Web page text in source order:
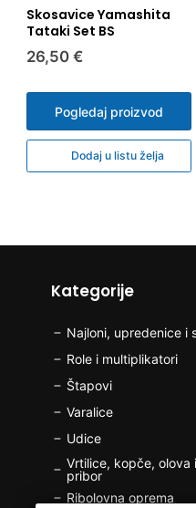
Skosavice Yamashita
Tataki Set BS
26,50 €
Pogledaj proizvod
Dodaj u listu želja
Kategorije
Najloni, upredenice i
Role i multiplikatori
Štapovi
Varalice
Udice
Vrtilice, kopče, olova
pribor
Ribolovna oprema